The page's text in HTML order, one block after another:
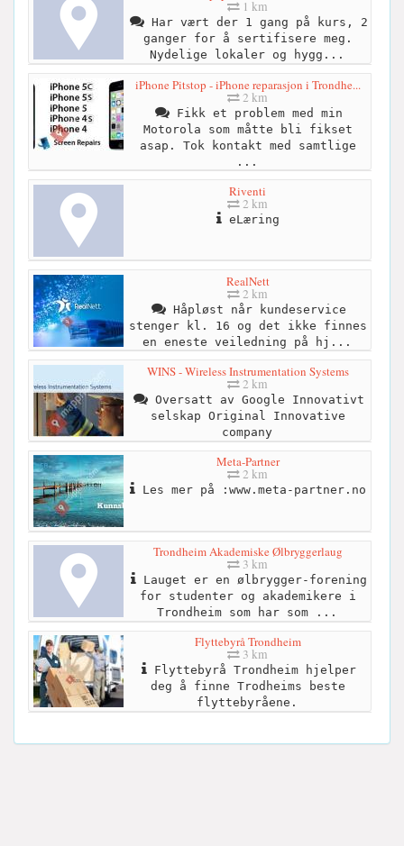
1 km
Har vært der 1 gang på kurs, 2
ganger for å sertifisere meg.
Nydelige lokaler og hygg...
iPhone Pitstop - iPhone reparasjon i Trondhe...
2 km
Fikk et problem med min
Motorola som måtte bli fikset
asap. Tok kontakt med samtlige
...
Riventi
2 km
eLæring
RealNett
2 km
Håpløst når kundeservice
stenger kl. 16 og det ikke finnes
en eneste veiledning på hj...
WINS - Wireless Instrumentation Systems
2 km
Oversatt av Google Innovativt
selskap Original Innovative
company
Meta-Partner
2 km
Les mer på :www.meta-partner.no
Trondheim Akademiske Ølbryggerlaug
3 km
Lauget er en ølbrygger-forening
for studenter og akademikere i
Trondheim som har som ...
Flyttebyrå Trondheim
3 km
Flyttebyrå Trondheim hjelper
deg å finne Trodheims beste
flyttebyråene.